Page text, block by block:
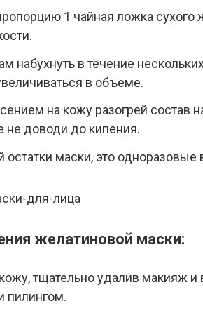
1 чайная ложка сухого
набухнуть в течение
в объеме.
на кожу разогрей состав
не доводи до кипения.
остатки маски, это одноразовые
желатиновой маски:
тщательно удалив макияж
пилингом.